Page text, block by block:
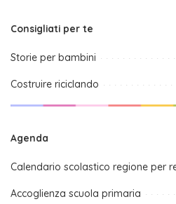
Consigliati per te
Storie per bambini
Costruire riciclando
Agenda
Calendario scolastico regione per
Accoglienza scuola primaria